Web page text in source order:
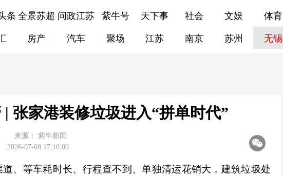
条 全景苏超 问政江苏 紫牛号 天下事 社会 文娱 体育
房产 汽车 聚场 江苏 南京 苏州 无锡
张家港装修垃圾进入“拼单时代”
来源：
紫牛新闻
2026-07-08 17:10:00
、等车耗时长、行程查不到、单独清运花销大，建筑垃圾处